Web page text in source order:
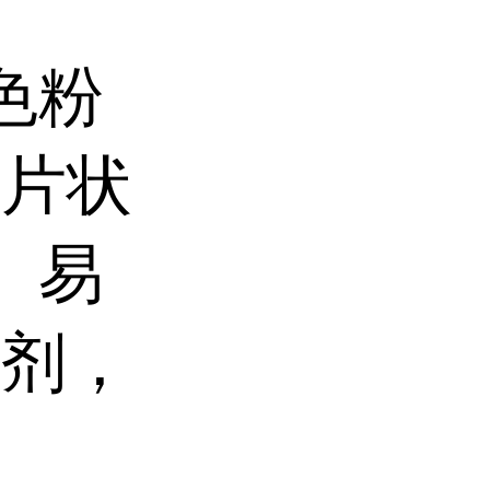
粉
状
易
，